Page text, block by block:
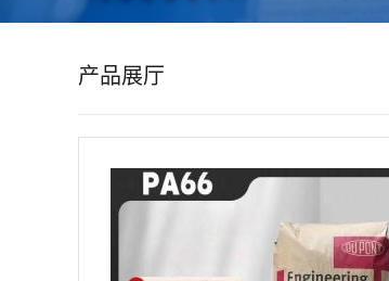
动
产品展厅